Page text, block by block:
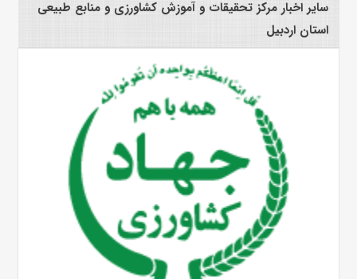
سایر اخبار مرکز تحقیقات و آموزش کشاورزی و منابع طبیعی
استان اردبیل